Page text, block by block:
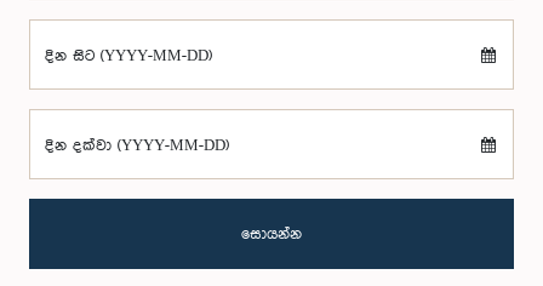
දින සිට (YYYY-MM-DD)
දින දක්වා (YYYY-MM-DD)
සොයන්න